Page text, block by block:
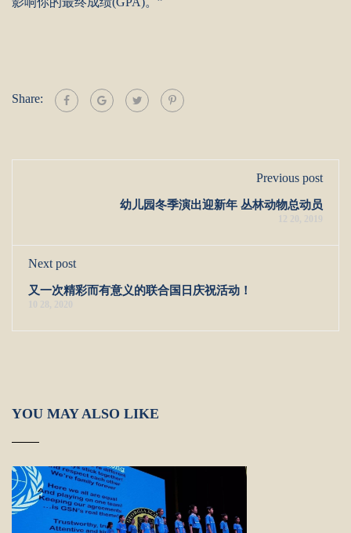
Share:
Previous post
幼儿园冬季演出迎新年 丛林动物总动员
12 20, 2019
Next post
又一次精彩而有意义的联合国日庆祝活动！
10 28, 2020
YOU MAY ALSO LIKE